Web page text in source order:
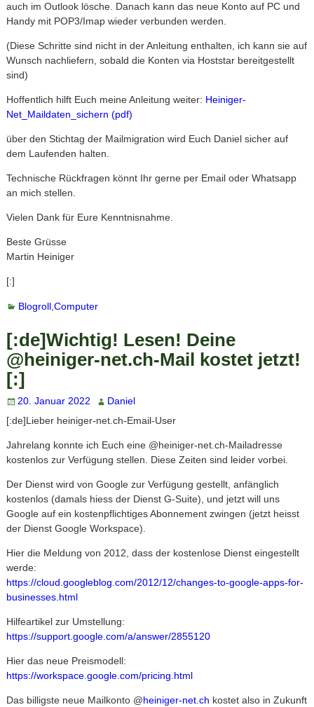
auch im Outlook lösche. Danach kann das neue Konto auf PC und
Handy mit POP3/Imap wieder verbunden werden.
(Diese Schritte sind nicht in der Anleitung enthalten, ich kann sie auf
Wunsch nachliefern, sobald die Konten via Hoststar bereitgestellt
sind)
Hoffentlich hilft Euch meine Anleitung weiter: Heiniger-
Net_Maildaten_sichern (pdf)
über den Stichtag der Mailmigration wird Euch Daniel sicher auf
dem Laufenden halten.
Technische Rückfragen könnt Ihr gerne per Email oder Whatsapp
an mich stellen.
Vielen Dank für Eure Kenntnisnahme.
Beste Grüsse
Martin Heiniger
[:]
Blogroll,Computer
[:de]Wichtig! Lesen! Deine
@heiniger-net.ch-Mail kostet jetzt!
[:]
20. Januar 2022
Daniel
[:de]Lieber heiniger-net.ch-Email-User
Jahrelang konnte ich Euch eine @heiniger-net.ch-Mailadresse
kostenlos zur Verfügung stellen. Diese Zeiten sind leider vorbei.
Der Dienst wird von Google zur Verfügung gestellt, anfänglich
kostenlos (damals hiess der Dienst G-Suite), und jetzt will uns
Google auf ein kostenpflichtiges Abonnement zwingen (jetzt heisst
der Dienst Google Workspace).
Hier die Meldung von 2012, dass der kostenlose Dienst eingestellt
werde:
https://cloud.googleblog.com/2012/12/changes-to-google-apps-for-
businesses.html
Hilfeartikel zur Umstellung:
https://support.google.com/a/answer/2855120
Hier das neue Preismodell:
https://workspace.google.com/pricing.html
Das billigste neue Mailkonto @heiniger-net.ch kostet also in Zukunft